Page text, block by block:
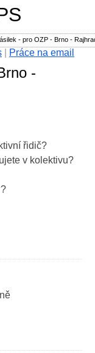
-
řidič?
v kolektivu?
Práce na email
- pro OZP - Brno -